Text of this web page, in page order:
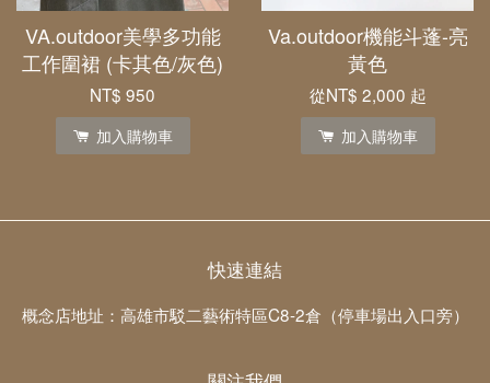
VA.outdoor美學多功能
工作圍裙 (卡其色/灰色)
NT$ 950
加入購物車
Va.outdoor機能斗蓬-亮
黃色
從NT$ 2,000 起
加入購物車
快速連結
概念店地址：高雄市駁二藝術特區C8-2倉（停車場出入口旁）